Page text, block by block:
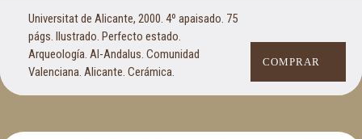
Universitat de Alicante, 2000. 4º apaisado. 75
págs. Ilustrado. Perfecto estado.
Arqueología. Al-Andalus. Comunidad
Valenciana. Alicante. Cerámica.
COMPRAR